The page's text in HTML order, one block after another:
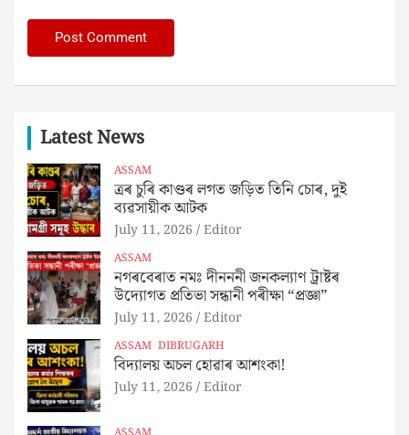
Latest News
ASSAM
ত্ৰৰ চুৰি কাণ্ডৰ লগত জড়িত তিনি চোৰ, দুই
ব্যৱসায়ীক আটক
July 11, 2026 Editor
ASSAM
নগৰবেৰাত নমঃ দীনননী জনকল্যাণ ট্ৰাষ্টৰ
উদ্যোগত প্ৰতিভা সন্ধানী পৰীক্ষা “প্ৰজ্ঞা”
July 11, 2026 Editor
ASSAM DIBRUGARH
বিদ্যালয় অচল হোৱাৰ আশংকা!
July 11, 2026 Editor